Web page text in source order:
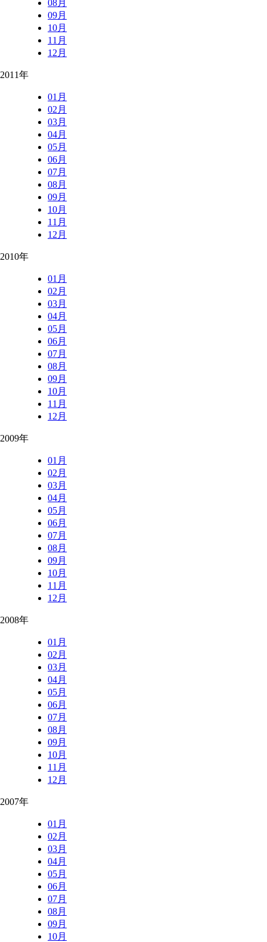
08月
09月
10月
11月
12月
2011年
01月
02月
03月
04月
05月
06月
07月
08月
09月
10月
11月
12月
2010年
01月
02月
03月
04月
05月
06月
07月
08月
09月
10月
11月
12月
2009年
01月
02月
03月
04月
05月
06月
07月
08月
09月
10月
11月
12月
2008年
01月
02月
03月
04月
05月
06月
07月
08月
09月
10月
11月
12月
2007年
01月
02月
03月
04月
05月
06月
07月
08月
09月
10月